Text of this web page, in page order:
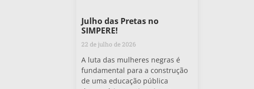
Julho das Pretas no
SIMPERE!
22 de julho de 2026
A luta das mulheres negras é
fundamental para a construção
de uma educação pública